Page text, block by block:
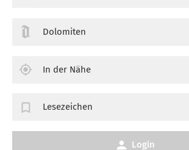
Dolomiten
In der Nähe
Lesezeichen
Login